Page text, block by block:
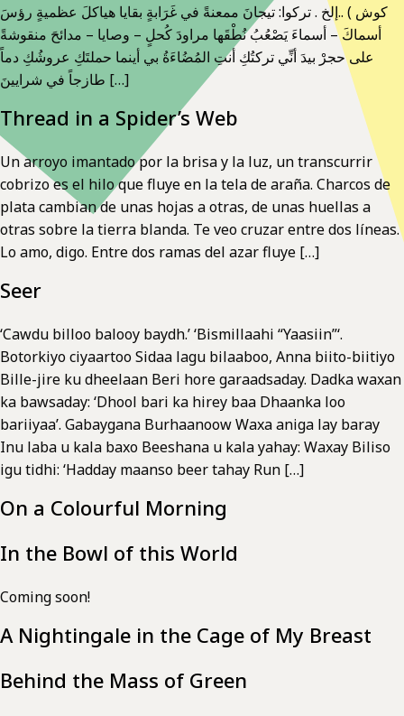
كوش ) ..إلخ . تركوا: تيجانَ ممعنةً في غَرَابةٍ بقايا هياكلَ عظميةٍ رؤسَ
أسماكَ – أسماءَ يَصْعُبُ نُطْقَها مراودَ كُحلٍ – وصايا – مدائحَ منقوشةً
على حجرْ بيدَ أنِّي تركتُكِ أنتِ المُضُاءَةُ بي أينما حملتَكِ عروشُكِ دماً
طازجاً في شرايينَ […]
Thread in a Spider’s Web
Un arroyo imantado por la brisa y la luz, un transcurrir
cobrizo es el hilo que fluye en la tela de araña. Charcos de
plata cambian de unas hojas a otras, de unas huellas a
otras sobre la tierra blanda. Te veo cruzar entre dos líneas.
Lo amo, digo. Entre dos ramas del azar fluye […]
Seer
‘Cawdu billoo balooy baydh.’ ‘Bismillaahi “Yaasiin”‘.
Botorkiyo ciyaartoo Sidaa lagu bilaaboo, Anna biito-biitiyo
Bille-jire ku dheelaan Beri hore garaadsaday. Dadka waxan
ka bawsaday: ‘Dhool bari ka hirey baa Dhaanka loo
bariiyaa’. Gabaygana Burhaanoow Waxa aniga lay baray
Inu laba u kala baxo Beeshana u kala yahay: Waxay Biliso
igu tidhi: ‘Hadday maanso beer tahay Run […]
On a Colourful Morning
In the Bowl of this World
Coming soon!
A Nightingale in the Cage of My Breast
Behind the Mass of Green